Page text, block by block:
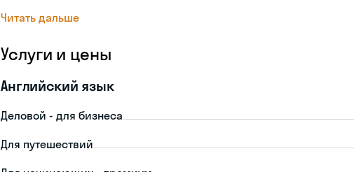
Читать дальше
Услуги и цены
Английский язык
Деловой - для бизнеса
Для путешествий